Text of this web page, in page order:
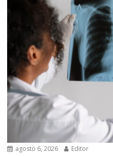
agosto 6, 2026 Editor